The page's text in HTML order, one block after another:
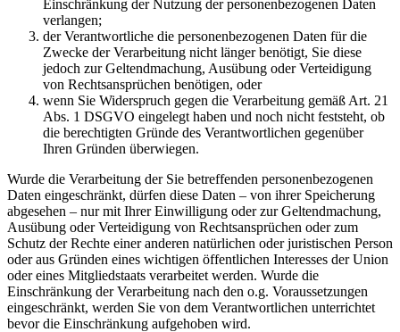
Einschränkung der Nutzung der personenbezogenen Daten
verlangen;
der Verantwortliche die personenbezogenen Daten für die
Zwecke der Verarbeitung nicht länger benötigt, Sie diese
jedoch zur Geltendmachung, Ausübung oder Verteidigung
von Rechtsansprüchen benötigen, oder
wenn Sie Widerspruch gegen die Verarbeitung gemäß Art. 21
Abs. 1 DSGVO eingelegt haben und noch nicht feststeht, ob
die berechtigten Gründe des Verantwortlichen gegenüber
Ihren Gründen überwiegen.
Wurde die Verarbeitung der Sie betreffenden personenbezogenen
Daten eingeschränkt, dürfen diese Daten – von ihrer Speicherung
abgesehen – nur mit Ihrer Einwilligung oder zur Geltendmachung,
Ausübung oder Verteidigung von Rechtsansprüchen oder zum
Schutz der Rechte einer anderen natürlichen oder juristischen Person
oder aus Gründen eines wichtigen öffentlichen Interesses der Union
oder eines Mitgliedstaats verarbeitet werden. Wurde die
Einschränkung der Verarbeitung nach den o.g. Voraussetzungen
eingeschränkt, werden Sie von dem Verantwortlichen unterrichtet
bevor die Einschränkung aufgehoben wird.